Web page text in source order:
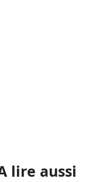
lire aussi